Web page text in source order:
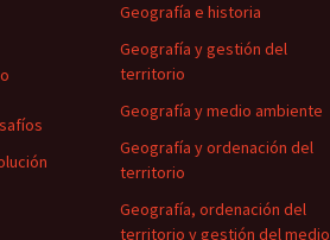
Geografía e historia
Geografía y gestión del
territorio
Geografía y medio ambiente
Geografía y ordenación del
territorio
Geografía, ordenación del
territorio y gestión del medio